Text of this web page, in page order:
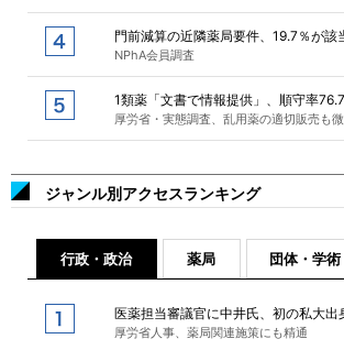
門前減算の近隣薬局要件、19.7％が該
NPhA会員調査
1類薬「文書で情報提供」、順守率
厚労省・実態調査、乱用薬の適切販売も
ジャンル別アクセスランキング
行政・政治 薬局 団体・学術
医薬担当審議官に中井氏、初の私大出
厚労省人事、薬局関連施策にも精通